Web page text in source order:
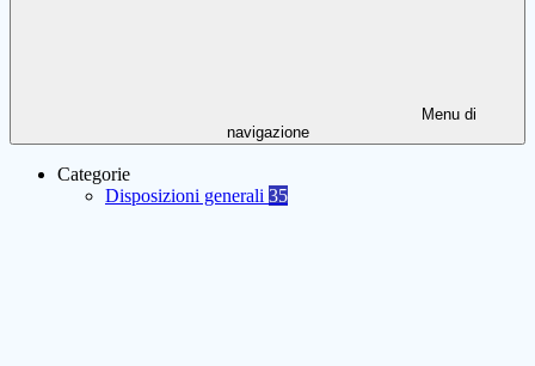
Menu di
navigazione
Categorie
Disposizioni generali 35